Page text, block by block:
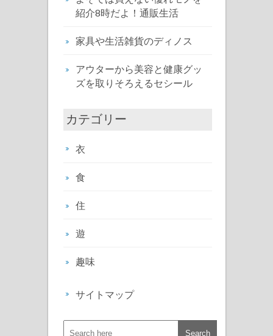
紹介8時だよ！通販生活
家具や生活雑貨のディノス
アウターから美容と健康グッ
ズを取りそろえるセシール
カテゴリー
衣
食
住
遊
趣味
サイトマップ